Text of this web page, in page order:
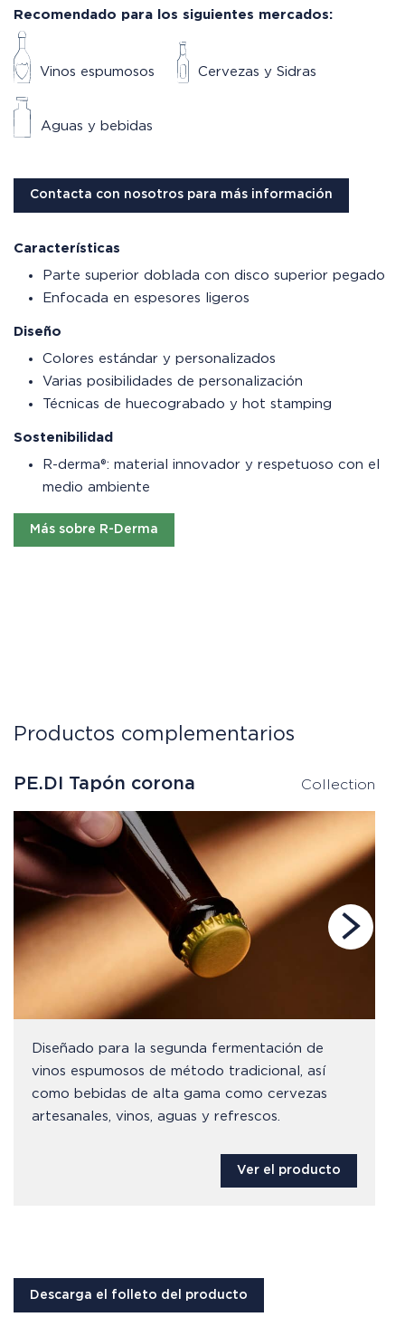
Recomendado para los siguientes mercados:
Vinos espumosos Cervezas y Sidras
Aguas y bebidas
Contacta con nosotros para más información
Características
Parte superior doblada con disco superior pegado
Enfocada en espesores ligeros
Diseño
Colores estándar y personalizados
Varias posibilidades de personalización
Técnicas de huecograbado y hot stamping
Sostenibilidad
R-derma®: material innovador y respetuoso con el
medio ambiente
Más sobre R-Derma
Productos complementarios
PE.DI Tapón corona Collection
Diseñado para la segunda fermentación de
vinos espumosos de método tradicional, así
como bebidas de alta gama como cervezas
artesanales, vinos, aguas y refrescos.
Ver el producto
Descarga el folleto del producto